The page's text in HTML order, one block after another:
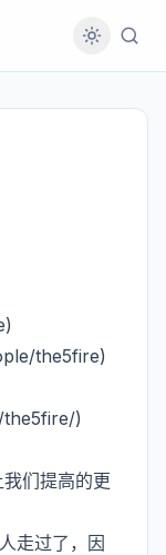
)
the5fire)
the5fire/)
们提高的更
走过了，因